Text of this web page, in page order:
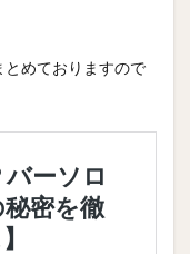
めておりますので